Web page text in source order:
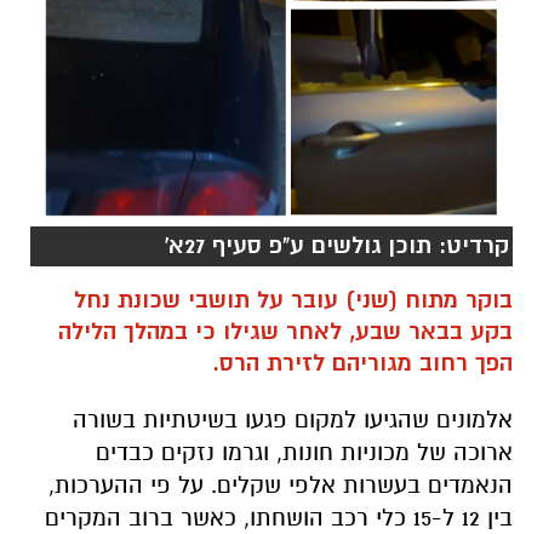
קרדיט: תוכן גולשים ע"פ סעיף 27א'
בוקר מתוח (שני) עובר על תושבי שכונת נחל
בקע בבאר שבע, לאחר שגילו כי במהלך הלילה
הפך רחוב מגוריהם לזירת הרס.
אלמונים שהגיעו למקום פגעו בשיטתיות בשורה
ארוכה של מכוניות חונות, וגרמו נזקים כבדים
הנאמדים בעשרות אלפי שקלים. על פי ההערכות,
בין 12 ל-15 כלי רכב הושחתו, כאשר ברוב המקרים